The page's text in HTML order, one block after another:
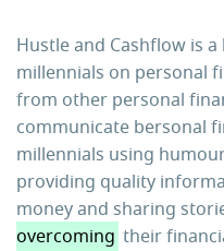
Hustle and Cashflow is
millennials on personal
from other personal
communicate bersonal
millennials using
providing quality
money and sharing
overcoming their